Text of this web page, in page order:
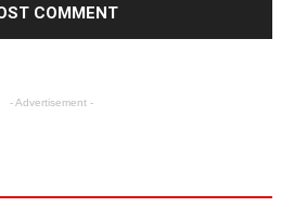
- Advertisement -